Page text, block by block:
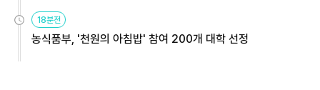
18분전
농식품부, '천원의 아침밥' 참여 200개 대학 선정